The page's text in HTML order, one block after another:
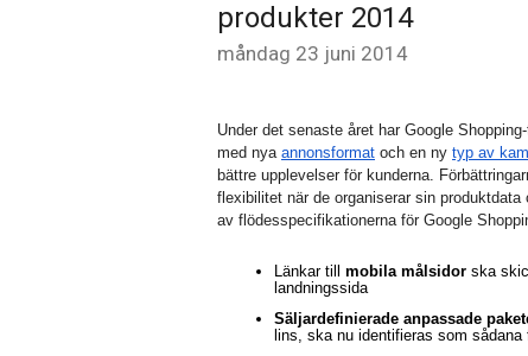
produkter 2014
måndag 23 juni 2014
Under det senaste året har Google
med nya annonsformat och en ny typ av
bättre upplevelser för kunderna.
flexibilitet när de organiserar sin
av flödesspecifikationerna för Google
Länkar till mobila målsidor ska
landningssida
Säljardefinierade anpassade
lins, ska nu identifieras som